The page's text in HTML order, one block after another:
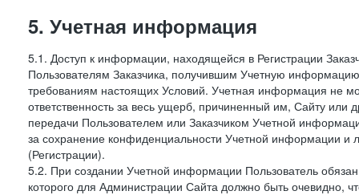
5. Учетная информация
5.1. Доступ к информации, находящейся в Регистрации
Пользователям Заказчика, получившим Учетную
требованиям настоящих Условий. Учетная информация не
ответственность за весь ущерб, причиненный им, Сайту
передачи Пользователем или Заказчиком Учетной
за сохранение конфиденциальности Учетной информации
(Регистрации).
5.2. При создании Учетной информации Пользователь
которого для Администрации Сайта должно быть очевидно,